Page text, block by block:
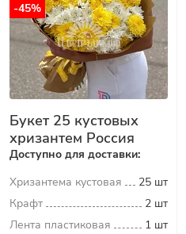
-45%
Букет 25 кустовых
хризантем Россия
Доступно для доставки:
Хризантема кустовая
25 шт
Крафт
2 шт
Лента пластиковая
1 шт